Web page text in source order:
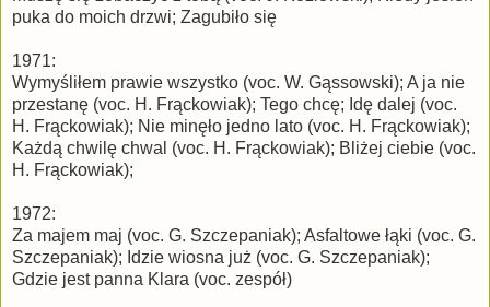
puka do moich drzwi; Zagubiło się
1971:
Wymyśliłem prawie wszystko (voc. W. Gąssowski); A ja nie
przestanę (voc. H. Frąckowiak); Tego chcę; Idę dalej (voc.
H. Frąckowiak); Nie minęło jedno lato (voc. H. Frąckowiak);
Każdą chwilę chwal (voc. H. Frąckowiak); Bliżej ciebie (voc.
H. Frąckowiak);
1972:
Za majem maj (voc. G. Szczepaniak); Asfaltowe łąki (voc. G.
Szczepaniak); Idzie wiosna już (voc. G. Szczepaniak);
Gdzie jest panna Klara (voc. zespół)